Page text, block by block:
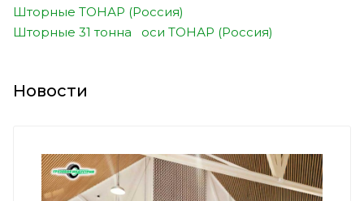
Шторные ТОНАР (Россия)
Шторные 31 тонна оси ТОНАР (Россия)
Новости